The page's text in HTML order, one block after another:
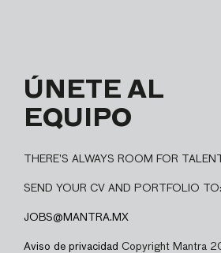
ÚNETE AL
EQUIPO
THERE’S ALWAYS ROOM FOR
SEND YOUR CV AND PORTFOLIO TO:
JOBS@MANTRA.MX
Aviso de privacidad Copyright Mantra